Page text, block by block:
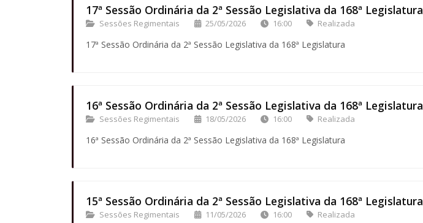
17ª Sessão Ordinária da 2ª Sessão Legislativa da 168ª Legislatura
Sessões Regimentais 25/05/2026 16:00 Realizada
17ª Sessão Ordinária da 2ª Sessão Legislativa da 168ª Legislatura
16ª Sessão Ordinária da 2ª Sessão Legislativa da 168ª Legislatura
Sessões Regimentais 18/05/2026 16:00 Realizada
16ª Sessão Ordinária da 2ª Sessão Legislativa da 168ª Legislatura
15ª Sessão Ordinária da 2ª Sessão Legislativa da 168ª Legislatura
Sessões Regimentais 11/05/2026 16:00 Realizada